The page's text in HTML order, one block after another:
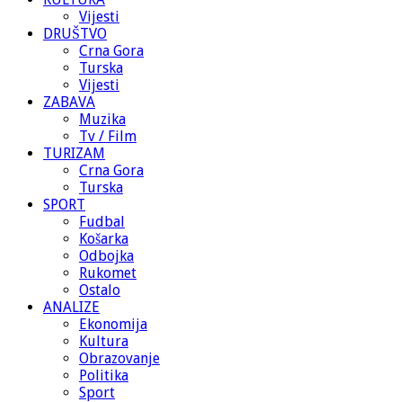
Vijesti
DRUŠTVO
Crna Gora
Turska
Vijesti
ZABAVA
Muzika
Tv / Film
TURIZAM
Crna Gora
Turska
SPORT
Fudbal
Košarka
Odbojka
Rukomet
Ostalo
ANALIZE
Ekonomija
Kultura
Obrazovanje
Politika
Sport